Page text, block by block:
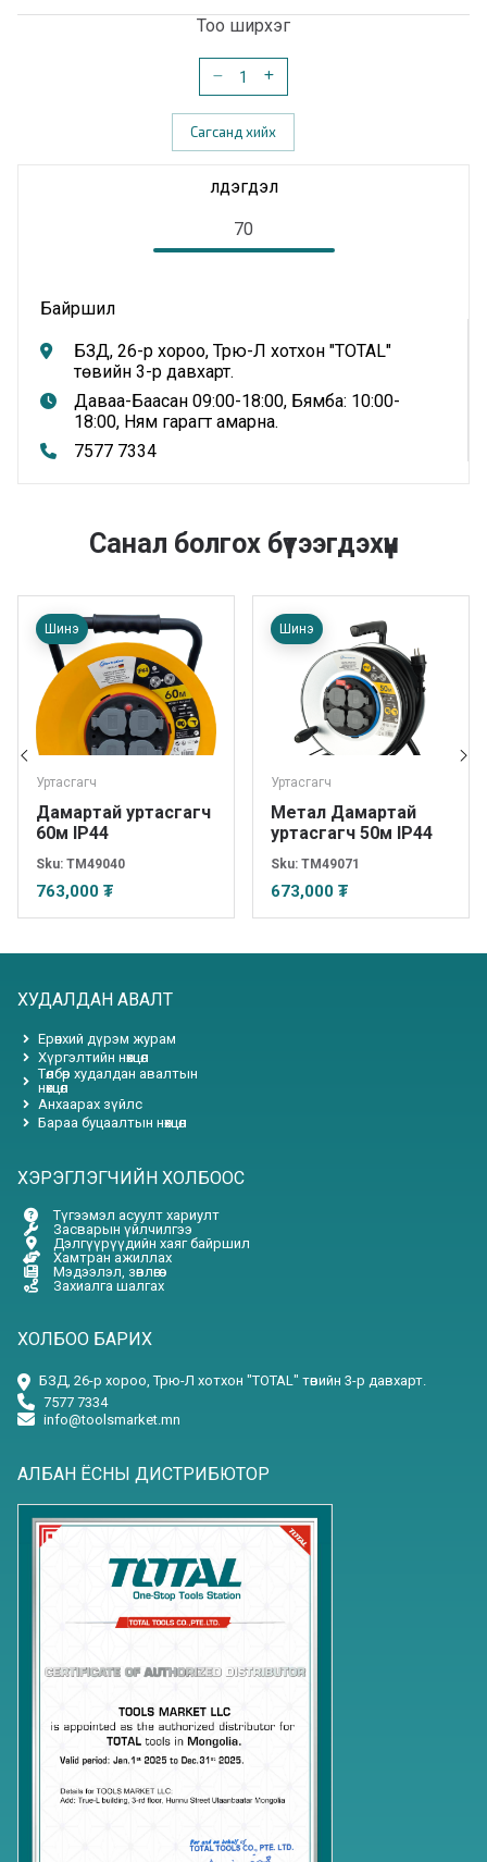
Тоо ширхэг
Сагсанд хийх
Байршил
БЗД, 26-р хороо, Трю-Л хотхон "TOTAL"
төвийн 3-р давхарт.
Даваа-Баасан 09:00-18:00, Бямба: 10:00-
18:00, Ням гарагт амарна.
7577 7334
Үлдэгдэл
70
Санал болгох бүтээгдэхүүн
Шинэ
Уртасгагч
Дамартай уртасгагч
60м IP44
Sku: TM49040
763,000 ₮
Шинэ
Уртасгагч
Метал Дамартай
уртасгагч 50м IP44
Sku: TM49071
673,000 ₮
ХУДАЛДАН АВАЛТ
Ерөнхий дүрэм журам
Хүргэлтийн нөхцөл
Төлбөр худалдан авалтын
нөхцөл
Анхаарах зүйлс
Бараа буцаалтын нөхцөл
ХЭРЭГЛЭГЧИЙН ХОЛБООС
Түгээмэл асуулт хариулт
Засварын үйлчилгээ
Дэлгүүрүүдийн хаяг байршил
Хамтран ажиллах
Мэдээлэл, зөвлөгөө
Захиалга шалгах
ХОЛБОО БАРИХ
БЗД, 26-р хороо, Трю-Л хотхон "TOTAL" төвийн 3-р давхарт.
7577 7334
info@toolsmarket.mn
АЛБАН ЁСНЫ ДИСТРИБЮТОР